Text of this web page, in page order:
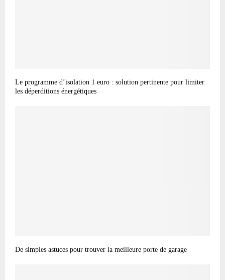
Le programme d’isolation 1 euro : solution pertinente pour limiter
les déperditions énergétiques
De simples astuces pour trouver la meilleure porte de garage